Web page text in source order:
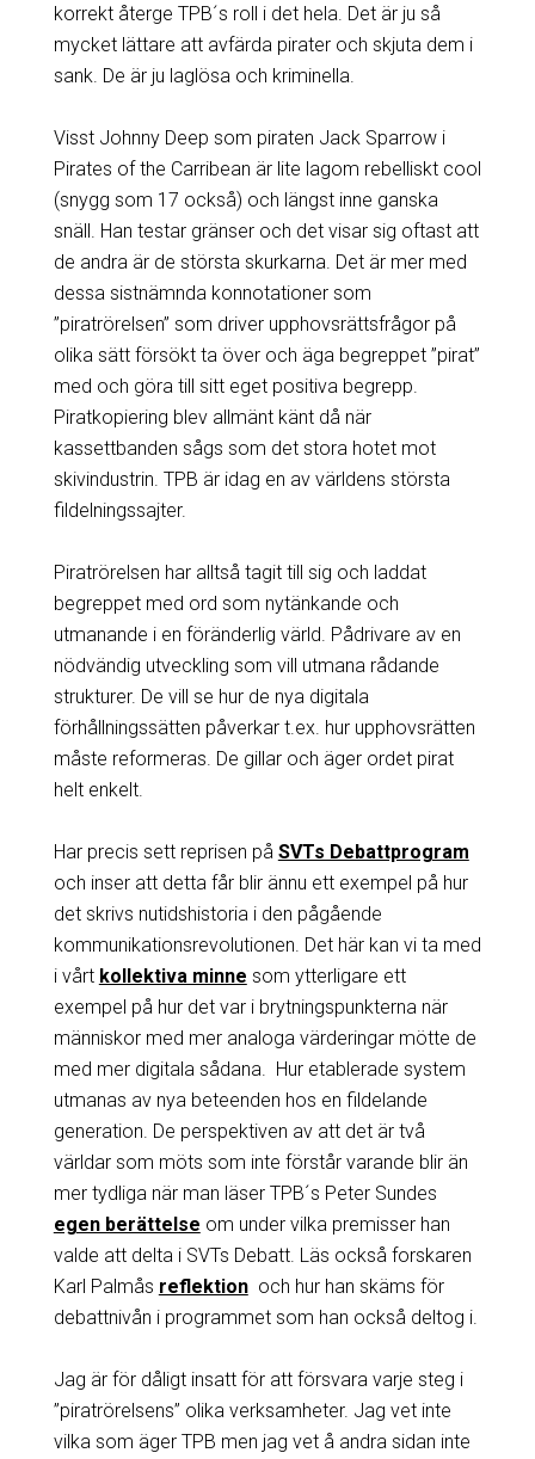
korrekt återge TPB´s roll i det hela. Det är ju så
mycket lättare att avfärda pirater och skjuta dem i
sank. De är ju laglösa och kriminella.
Visst Johnny Deep som piraten Jack Sparrow i
Pirates of the Carribean är lite lagom rebelliskt cool
(snygg som 17 också) och längst inne ganska
snäll. Han testar gränser och det visar sig oftast att
de andra är de största skurkarna. Det är mer med
dessa sistnämnda konnotationer som
”piratrörelsen” som driver upphovsrättsfrågor på
olika sätt försökt ta över och äga begreppet ”pirat”
med och göra till sitt eget positiva begrepp.
Piratkopiering blev allmänt känt då när
kassettbanden sågs som det stora hotet mot
skivindustrin. TPB är idag en av världens största
fildelningssajter.
Piratrörelsen har alltså tagit till sig och laddat
begreppet med ord som nytänkande och
utmanande i en föränderlig värld. Pådrivare av en
nödvändig utveckling som vill utmana rådande
strukturer. De vill se hur de nya digitala
förhållningssätten påverkar t.ex. hur upphovsrätten
måste reformeras. De gillar och äger ordet pirat
helt enkelt.
Har precis sett reprisen på SVTs Debattprogram
och inser att detta får blir ännu ett exempel på hur
det skrivs nutidshistoria i den pågående
kommunikationsrevolutionen. Det här kan vi ta med
i vårt kollektiva minne som ytterligare ett
exempel på hur det var i brytningspunkterna när
människor med mer analoga värderingar mötte de
med mer digitala sådana. Hur etablerade system
utmanas av nya beteenden hos en fildelande
generation. De perspektiven av att det är två
världar som möts som inte förstår varande blir än
mer tydliga när man läser TPB´s Peter Sundes
egen berättelse om under vilka premisser han
valde att delta i SVTs Debatt. Läs också forskaren
Karl Palmås reflektionoch hur han skäms för
debattnivån i programmet som han också deltog i.
Jag är för dåligt insatt för att försvara varje steg i
”piratrörelsens” olika verksamheter. Jag vet inte
vilka som äger TPB men jag vet å andra sidan inte